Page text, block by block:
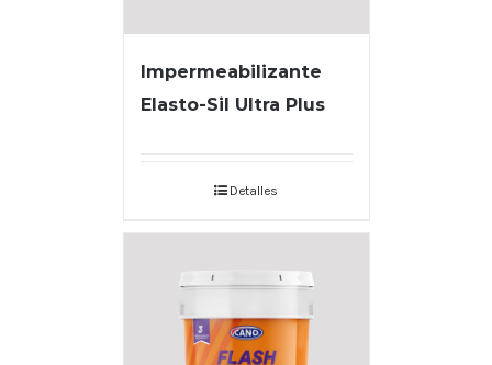
Impermeabilizante
Elasto-Sil Ultra Plus
Detalles